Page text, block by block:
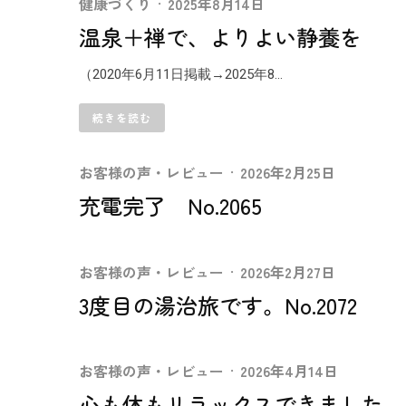
温泉＋禅で、よりよい静養を
（2020年6月11日掲載→2025年8...
続きを読む
お客様の声・レビュー · 2026年2月25日
充電完了 No.2065
お客様の声・レビュー · 2026年2月27日
3度目の湯治旅です。No.2072
お客様の声・レビュー · 2026年4月14日